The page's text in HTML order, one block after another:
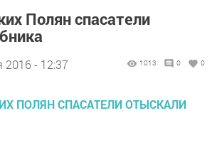
Полян спасатели
2016 - 12:37 1013 0 0